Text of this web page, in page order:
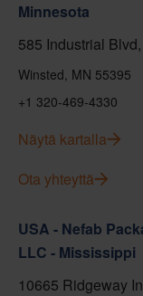
Minnesota
585 Industrial
Winsted, MN 55395
+1 320-469-4330
Näytä kartalla
Ota yhteyttä
USA - Nefab
LLC - Mississippi
10665 Ridgeway